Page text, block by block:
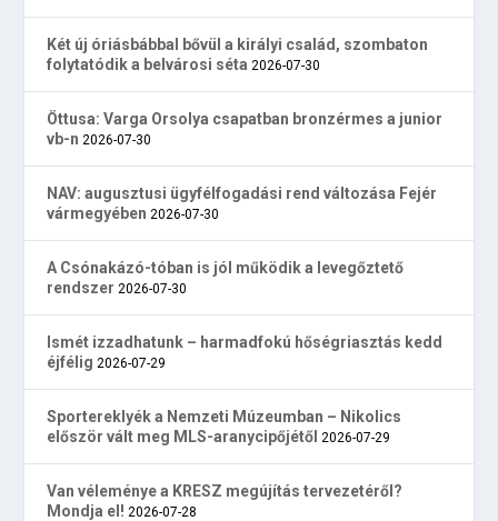
Két új óriásbábbal bővül a királyi család, szombaton
folytatódik a belvárosi séta 2026-07-30
Öttusa: Varga Orsolya csapatban bronzérmes a junior
vb-n 2026-07-30
NAV: augusztusi ügyfélfogadási rend változása Fejér
vármegyében 2026-07-30
A Csónakázó-tóban is jól működik a levegőztető
rendszer 2026-07-30
Ismét izzadhatunk – harmadfokú hőségriasztás kedd
éjfélig 2026-07-29
Sportereklyék a Nemzeti Múzeumban – Nikolics
először vált meg MLS-aranycipőjétől 2026-07-29
Van véleménye a KRESZ megújítás tervezetéről?
Mondja el! 2026-07-28